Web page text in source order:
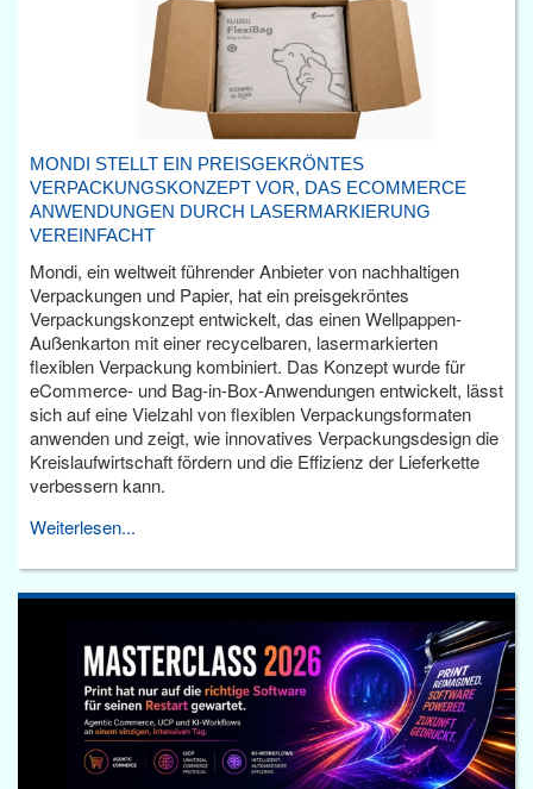
MONDI STELLT EIN PREISGEKRÖNTES
VERPACKUNGSKONZEPT VOR, DAS ECOMMERCE
ANWENDUNGEN DURCH LASERMARKIERUNG
VEREINFACHT
Mondi, ein weltweit führender Anbieter von nachhaltigen
Verpackungen und Papier, hat ein preisgekröntes
Verpackungskonzept entwickelt, das einen Wellpappen-
Außenkarton mit einer recycelbaren, lasermarkierten
flexiblen Verpackung kombiniert. Das Konzept wurde für
eCommerce- und Bag-in-Box-Anwendungen entwickelt, lässt
sich auf eine Vielzahl von flexiblen Verpackungsformaten
anwenden und zeigt, wie innovatives Verpackungsdesign die
Kreislaufwirtschaft fördern und die Effizienz der Lieferkette
verbessern kann.
Weiterlesen...